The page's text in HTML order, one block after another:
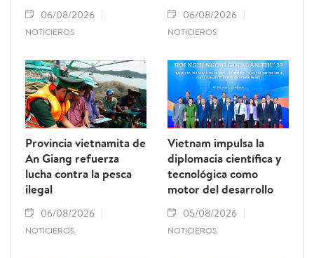
06/08/2026
NOTICIEROS
06/08/2026
NOTICIEROS
Provincia vietnamita de
An Giang refuerza
lucha contra la pesca
ilegal
06/08/2026
NOTICIEROS
Vietnam impulsa la
diplomacia científica y
tecnológica como
motor del desarrollo
05/08/2026
NOTICIEROS